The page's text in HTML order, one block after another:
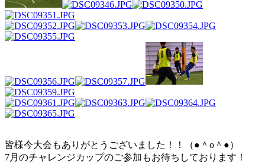
皆様今大会もありがとうございました！！（●＾o＾●）
7月のチャレンジカップのご参加もお待ちしております！